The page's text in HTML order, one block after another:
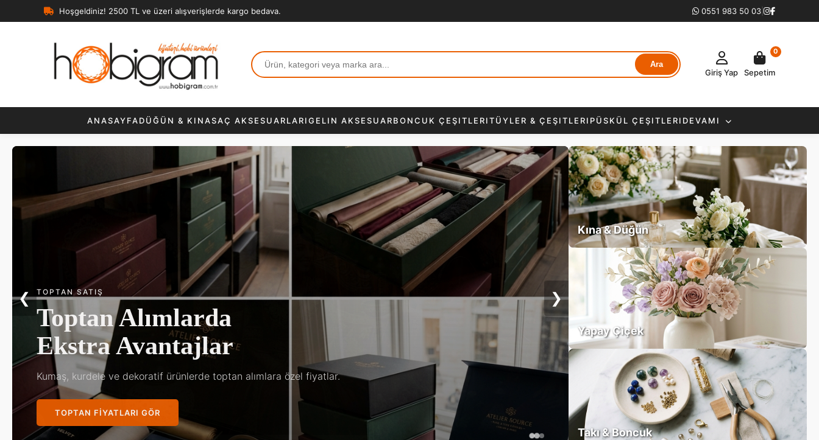
Hoşgeldiniz! 2500 TL ve üzeri alışverişlerde kargo bedava. 0551 983 50 03
Ara
Giriş Yap Sepetim
0
ANASAYFADÜĞÜN & KINASAÇ AKSESUARLARIGELIN AKSESUARBONCUK ÇEŞITLERITÜYLER & ÇEŞITLERI PÜSKÜL ÇEŞITLERI DEVAMI
KINA & DÜĞÜN
Göz Kamaştıran
Gelin Aksesuarları
En özel gününüz için en zarif tasarımlar Kalif kalitesiyle.
KOLEKSIYONU KEŞFET
❮ ❯
Kına & Düğün
Yapay Çiçek
Takı & Boncuk